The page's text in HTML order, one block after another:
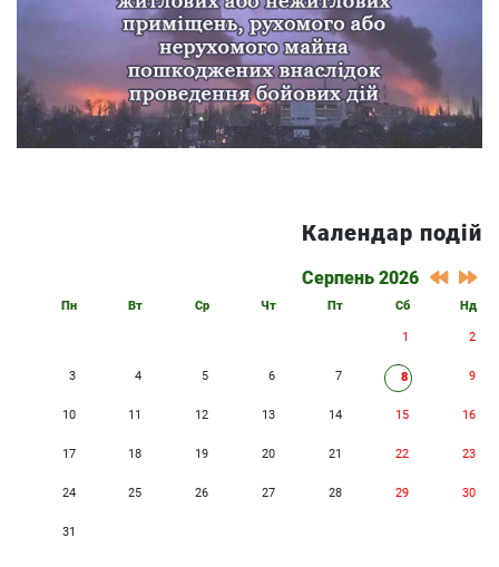
Календар подій
Серпень 2026
Пн Вт Ср Чт Пт Сб Нд
1 2
3 4 5 6 7 8 9
10 11 12 13 14 15 16
17 18 19 20 21 22 23
24 25 26 27 28 29 30
31